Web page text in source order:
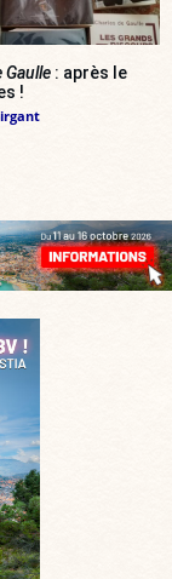
Gaulle : après le
!